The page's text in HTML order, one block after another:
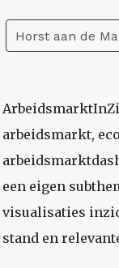
Horst aan de
arbeidsmarkt,
een eigen
visualisaties
stand en